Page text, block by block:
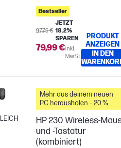
zahlreichen Protokollen[1],
präzisen Bedienfunktionen
und intuitiver
Tastenanpassung[2], um alle
Aufgaben so zu bewältigen,
wie sie es wünschen.
Bestseller
97,79 €
JETZT
18.2%
SPAREN
79,99 €inkl.
MwSt.
PRODUKT
ANZEIGEN
IN DEN
Vergleichen
Mehr aus deinem neuen
PC herausholen – 20 %
Rabatt auf Zubehör
HP 230 Wireless-
und -Tastatur
(kombiniert)